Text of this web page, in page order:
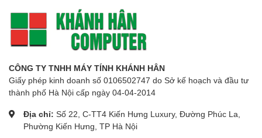
CÔNG TY TNHH MÁY TÍNH KHÁNH HÂN
Giấy phép kinh doanh số 0106502747 do Sở kế hoạch và đầu tư
thành phố Hà Nội cấp ngày 04-04-2014
Địa chỉ: Số 22, C-TT4 Kiến Hưng Luxury, Đường Phúc La,
Phường Kiến Hưng, TP Hà Nội